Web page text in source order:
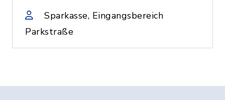
Sparkasse, Eingangsbereich
Parkstraße